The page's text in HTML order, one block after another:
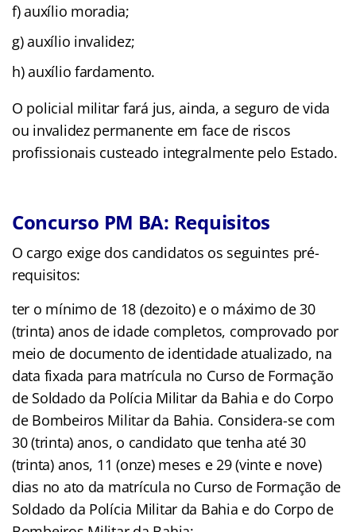
f) auxílio moradia;
g) auxílio invalidez;
h) auxílio fardamento.
O policial militar fará jus, ainda, a seguro de vida
ou invalidez permanente em face de riscos
profissionais custeado integralmente pelo Estado.
Concurso PM BA: Requisitos
O cargo exige dos candidatos os seguintes pré-
requisitos:
ter o mínimo de 18 (dezoito) e o máximo de 30
(trinta) anos de idade completos, comprovado por
meio de documento de identidade atualizado, na
data fixada para matrícula no Curso de Formação
de Soldado da Polícia Militar da Bahia e do Corpo
de Bombeiros Militar da Bahia. Considera-se com
30 (trinta) anos, o candidato que tenha até 30
(trinta) anos, 11 (onze) meses e 29 (vinte e nove)
dias no ato da matrícula no Curso de Formação de
Soldado da Polícia Militar da Bahia e do Corpo de